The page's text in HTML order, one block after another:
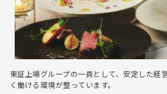
東証上場グループの一員として、安定した経
く働ける環境が整っています。